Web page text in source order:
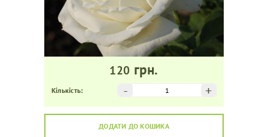
120 грн.
Кількість: +
-
ДОДАТИ ДО КОШИКА